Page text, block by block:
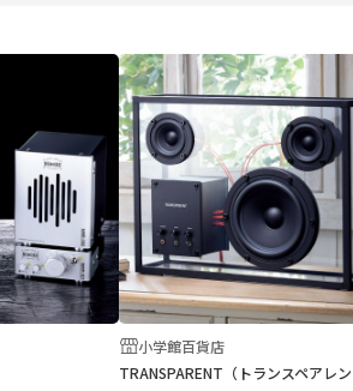
小学館百貨店
TRANSPARENT（トランスペアレン